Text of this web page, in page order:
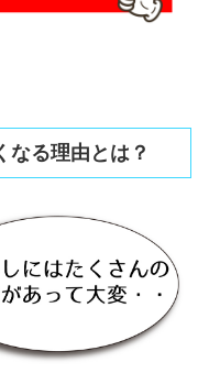
なる理由とは？